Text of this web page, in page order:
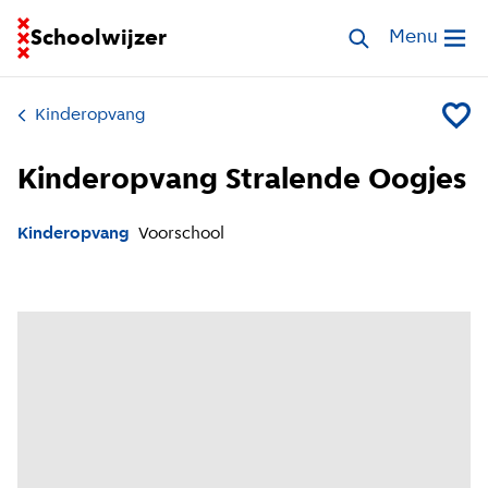
Schoolwijzer
Ga naar homepage van SchoolwijzerZoek opvang
Open
Menu
Kinderopvang Voeg
Kinderopvang Stralende Oogjes
Kinderopvang Voorschool